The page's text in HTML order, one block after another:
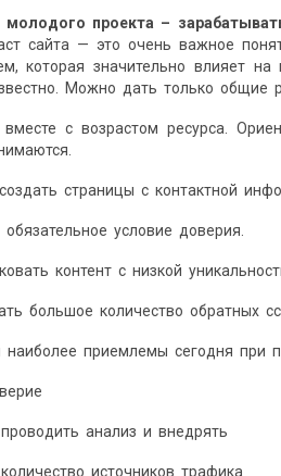
молодого проекта –
сайта — это очень важное
которая значительно влияет
Можно дать только общие
вместе с возрастом ресурса.
страницы с контактной
условие доверия.
контент с низкой
большое количество обратных
наиболее приемлемы сегодня при
анализ и внедрять
источников трафика